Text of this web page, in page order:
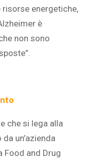
energetiche,
è
non sono
che si lega alla
un’azienda
Food and Drug